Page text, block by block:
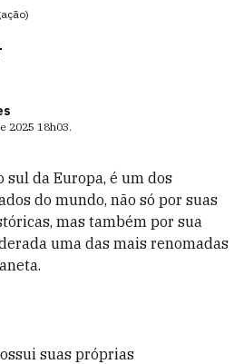
2025 18h03.
sul da Europa, é um dos
do mundo, não só por suas
mas também por sua
uma das mais renomadas
suas próprias